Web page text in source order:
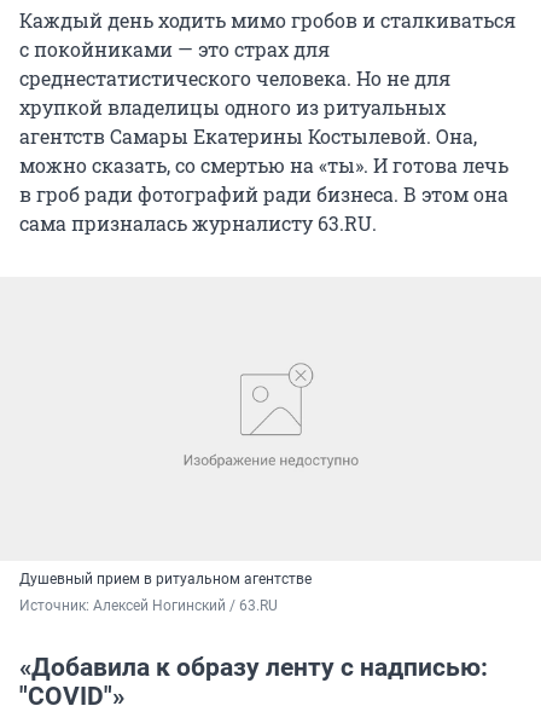
Каждый день ходить мимо гробов и сталкиваться
с покойниками — это страх для
среднестатистического человека. Но не для
хрупкой владелицы одного из ритуальных
агентств Самары Екатерины Костылевой. Она,
можно сказать, со смертью на «ты». И готова лечь
в гроб ради фотографий ради бизнеса. В этом она
сама призналась журналисту 63.RU.
Душевный прием в ритуальном агентстве
Источник: Алексей Ногинский / 63.RU
«Добавила к образу ленту с надписью:
"COVID"»